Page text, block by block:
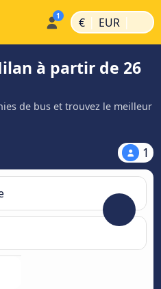
€ | EUR |
à partir de 26
de bus et trouvez le meilleur
1